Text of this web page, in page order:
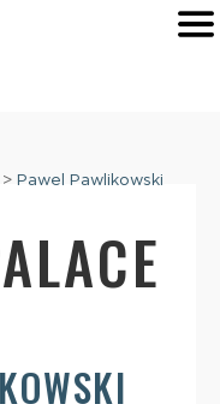
> Pawel Pawlikowski